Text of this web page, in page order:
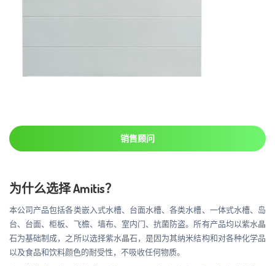
销售顾问
为什么选择 Amitis？
本公司产品包括各类嵌入式水槽、台面水槽、各类水槽、一体式水槽、岛
台、台面、柜板、飞檐、墙布、室内门、抗菌防盗。所有产品均以紫水晶
石为基础制成，之所以选择紫水晶石，是因为其纳米结构和对各种化学品
以及食品和饮料颜色的耐受性，不吸收任何物质。